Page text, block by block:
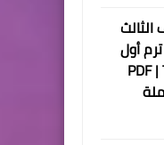
أول
2027